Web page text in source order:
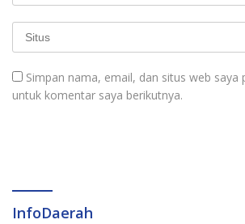
Simpan nama, email, dan situs web saya
untuk komentar saya berikutnya.
InfoDaerah